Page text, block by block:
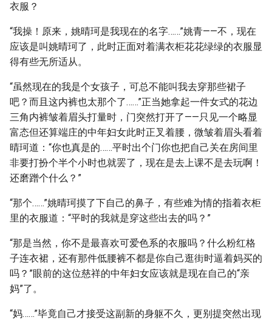
衣服？
“我操！原来，姚晴珂是我现在的名字……”姚青——不，现在
应该是叫姚晴珂了，此时正面对着满衣柜花花绿绿的衣服显
得有些无所适从。
“虽然现在的我是个女孩子，可总不能叫我去穿那些裙子
吧？而且这内裤也太那个了……”正当她拿起一件女式的花边
三角内裤皱着眉头打量时，门突然打开了——只见一个略显
富态但还算端庄的中年妇女此时正叉着腰，微皱着眉头看着
晴珂道：“你也真是的……平时出个门你也把自己关在房间里
非要打扮个半个小时也就罢了，现在是去上课不是去玩啊！
还磨蹭个什么？”
“那个……”姚晴珂摸了下自己的鼻子，有些难为情的指着衣柜
里的衣服道：“平时的我就是穿这些出去的吗？”
“那是当然，你不是最喜欢可爱色系的衣服吗？什么粉红格
子连衣裙，还有那件低腰裤不都是你自己逛街时逼着妈买的
吗？”眼前的这位慈祥的中年妇女应该就是现在自己的“亲
妈”了。
“妈……”毕竟自己才接受这副新的身躯不久，更别提突然出现